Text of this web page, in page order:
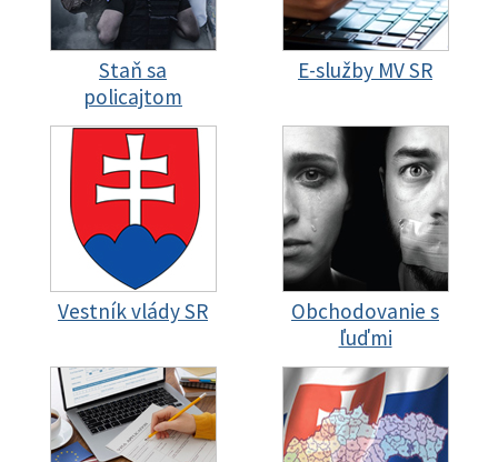
Staň sa
policajtom
E-služby MV SR
Vestník vlády SR
Obchodovanie s
ľuďmi